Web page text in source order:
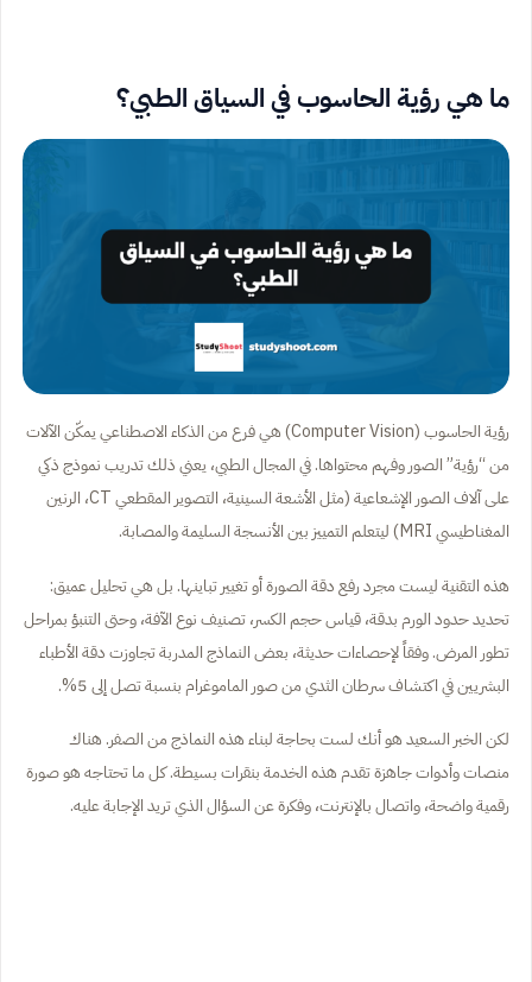
ما هي رؤية الحاسوب في السياق الطبي؟
رؤية الحاسوب (Computer Vision) هي فرع من الذكاء الاصطناعي يمكّن الآلات
من “رؤية” الصور وفهم محتواها. في المجال الطبي، يعني ذلك تدريب نموذج ذكي
على آلاف الصور الإشعاعية (مثل الأشعة السينية، التصوير المقطعي CT، الرنين
المغناطيسي MRI) ليتعلم التمييز بين الأنسجة السليمة والمصابة.
هذه التقنية ليست مجرد رفع دقة الصورة أو تغيير تباينها. بل هي تحليل عميق:
تحديد حدود الورم بدقة، قياس حجم الكسر، تصنيف نوع الآفة، وحتى التنبؤ بمراحل
تطور المرض. وفقاً لإحصاءات حديثة، بعض النماذج المدربة تجاوزت دقة الأطباء
البشريين في اكتشاف سرطان الثدي من صور الماموغرام بنسبة تصل إلى 5%.
لكن الخبر السعيد هو أنك لست بحاجة لبناء هذه النماذج من الصفر. هناك
منصات وأدوات جاهزة تقدم هذه الخدمة بنقرات بسيطة. كل ما تحتاجه هو صورة
رقمية واضحة، واتصال بالإنترنت، وفكرة عن السؤال الذي تريد الإجابة عليه.